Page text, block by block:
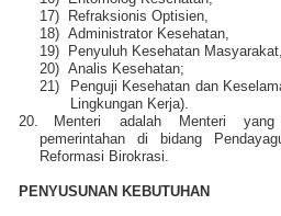
17)
Refraksionis Optisien,
18) Administrator Kesehatan,
19)
Penyuluh Kesehatan Masyarakat,
20) Analis Kesehatan;
21)
Penguji Kesehatan dan
Lingkungan Kerja).
20.
Menteri adalah Menteri yang
pemerintahan di bidang
Reformasi Birokrasi.
PENYUSUNAN KEBUTUHAN